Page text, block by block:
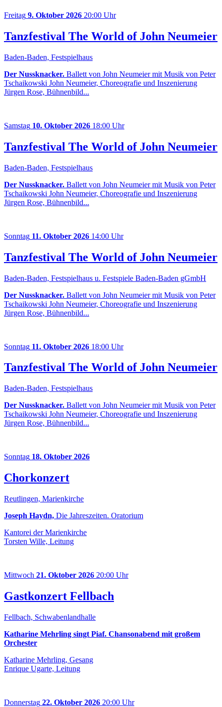
Freitag 9. Oktober 2026 20:00 Uhr
Tanzfestival The World of John Neumeier
Baden-Baden, Festspielhaus
Der Nussknacker. Ballett von John Neumeier mit Musik von Peter
Tschaikowski John Neumeier, Choreografie und Inszenierung
Jürgen Rose, Bühnenbild...
Samstag 10. Oktober 2026 18:00 Uhr
Tanzfestival The World of John Neumeier
Baden-Baden, Festspielhaus
Der Nussknacker. Ballett von John Neumeier mit Musik von Peter
Tschaikowski John Neumeier, Choreografie und Inszenierung
Jürgen Rose, Bühnenbild...
Sonntag 11. Oktober 2026 14:00 Uhr
Tanzfestival The World of John Neumeier
Baden-Baden, Festspielhaus u. Festspiele Baden-Baden gGmbH
Der Nussknacker. Ballett von John Neumeier mit Musik von Peter
Tschaikowski John Neumeier, Choreografie und Inszenierung
Jürgen Rose, Bühnenbild...
Sonntag 11. Oktober 2026 18:00 Uhr
Tanzfestival The World of John Neumeier
Baden-Baden, Festspielhaus
Der Nussknacker. Ballett von John Neumeier mit Musik von Peter
Tschaikowski John Neumeier, Choreografie und Inszenierung
Jürgen Rose, Bühnenbild...
Sonntag 18. Oktober 2026
Chorkonzert
Reutlingen, Marienkirche
Joseph Haydn, Die Jahreszeiten. Oratorium
Kantorei der Marienkirche
Torsten Wille, Leitung
Mittwoch 21. Oktober 2026 20:00 Uhr
Gastkonzert Fellbach
Fellbach, Schwabenlandhalle
Katharine Mehrling singt Piaf. Chansonabend mit großem
Orchester
Katharine Mehrling, Gesang
Enrique Ugarte, Leitung
Donnerstag 22. Oktober 2026 20:00 Uhr